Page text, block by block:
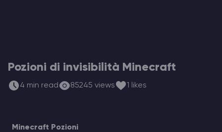
Pozioni di invisibilità Minecraft
4 min read 85245 views 1 likes
Minecraft Pozioni